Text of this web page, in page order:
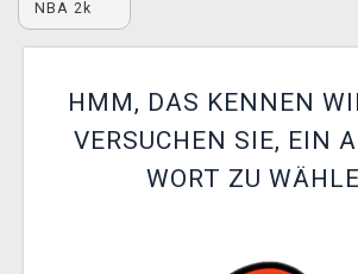
XZONE CLUB
NBA 2k
HMM, DAS KENNEN
VERSUCHEN SIE, EIN
WORT ZU